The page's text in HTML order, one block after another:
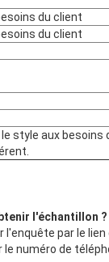
du client
du client
style aux
l'échantillon ?
par le
le numéro de